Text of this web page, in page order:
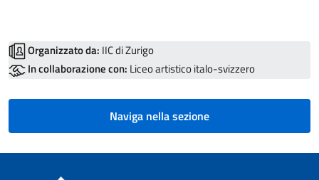
Organizzato da: IIC di Zurigo
In collaborazione con: Liceo artistico italo-svizzero
Naviga nella sezione